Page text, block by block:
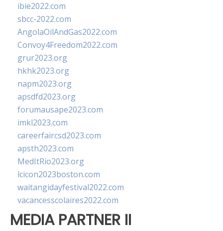
ibie2022.com
sbcc-2022.com
AngolaOilAndGas2022.com
Convoy4Freedom2022.com
grur2023.org
hkhk2023.org
napm2023.org
apsdfd2023.org
forumausape2023.com
imkl2023.com
careerfaircsd2023.com
apsth2023.com
MedItRio2023.org
lcicon2023boston.com
waitangidayfestival2022.com
vacancesscolaires2022.com
MEDIA PARTNER II